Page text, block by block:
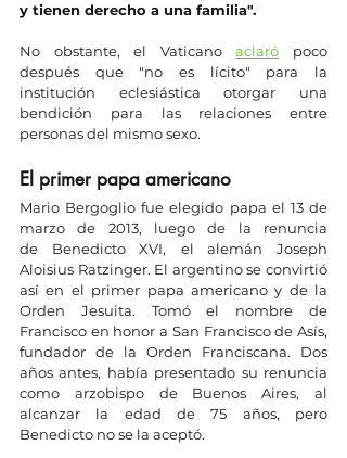
y tienen derecho a una familia".
No obstante, el Vaticano aclaró poco
después que "no es lícito" para la
institución eclesiástica otorgar una
bendición para las relaciones entre
personas del mismo sexo.
El primer papa americano
Mario Bergoglio fue elegido papa el 13 de
marzo de 2013, luego de la renuncia
de Benedicto XVI,
el alemán Joseph
Aloisius Ratzinger. El argentino se convirtió
así en el primer papa americano y de la
Orden Jesuita. Tomó el nombre de
Francisco en honor a San Francisco de Asís,
fundador de la Orden Franciscana. Dos
años antes, había presentado su renuncia
como arzobispo de Buenos Aires, al
alcanzar la edad de 75 años, pero
Benedicto no se la aceptó.